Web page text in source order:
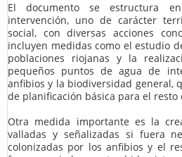
El documento se estructura
intervención, uno de carácter
social, con diversas acciones
incluyen medidas como el estudio
poblaciones riojanas y la
pequeños puntos de agua de
anfibios y la biodiversidad general,
de planificación básica para el resto
Otra medida importante es la
valladas y señalizadas si fuera
colonizadas por los anfibios y el